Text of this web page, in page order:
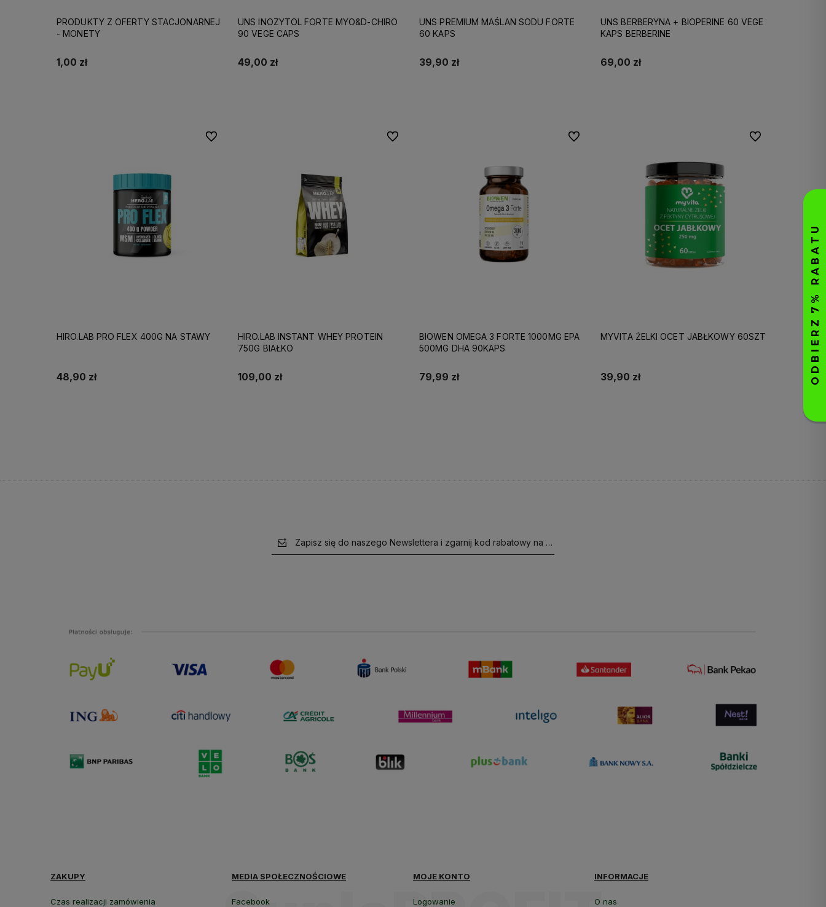
PRODUKTY Z OFERTY STACJONARNEJ
- MONETY
1,00 zł
UNS INOZYTOL FORTE MYO&D-CHIRO
90 VEGE CAPS
49,00 zł
UNS PREMIUM MAŚLAN SODU FORTE
60 KAPS
39,90 zł
UNS BERBERYNA + BIOPERINE 60 VEGE
KAPS BERBERINE
69,00 zł
HIRO.LAB PRO FLEX 400G NA STAWY
48,90 zł
Do ulubionych
HIRO.LAB INSTANT WHEY PROTEIN
750G BIAŁKO
109,00 zł
Do ulubionych
BIOWEN OMEGA 3 FORTE 1000MG EPA
500MG DHA 90KAPS
79,99 zł
Do ulubionych
MYVITA ŻELKI OCET JABŁKOWY 60SZT
39,90 zł
Do ulubionych
Zapisz się do naszego Newslettera i zgarnij kod rabatowy na pierwsze zakupy!
ZAKUPY
Czas realizacji zamówienia
MEDIA SPOŁECZNOŚCIOWE
Facebook
MOJE KONTO
Logowanie
INFORMACJE
O nas